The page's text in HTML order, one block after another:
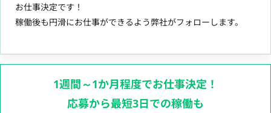
お仕事決定です！
稼働後も円滑にお仕事ができるよう弊社がフォローします。
1週間～1か月程度でお仕事決定！
応募から最短3日での稼働も